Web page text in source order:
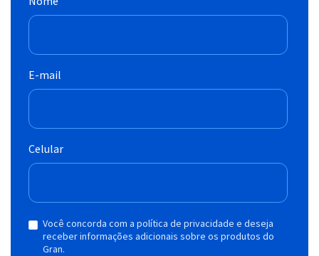
E-mail
Celular
Você concorda com a política de privacidade e deseja
receber informações adicionais sobre os produtos do
Gran.